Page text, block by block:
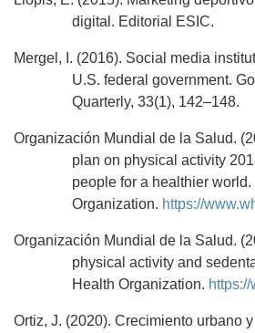
digital. Editorial ESIC.
Mergel, I. (2016). Social media
U.S. federal government.
Quarterly, 33(1), 142–148.
Organización Mundial de la Salud.
plan on physical activity
people for a healthier
Organization. https://
Organización Mundial de la Salud.
physical activity and
Health Organization.
Ortiz, J. (2020). Crecimiento urbano